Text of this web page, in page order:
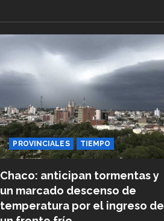
PROVINCIALES TIEMPO
Chaco: anticipan tormentas y
un marcado descenso de
temperatura por el ingreso de